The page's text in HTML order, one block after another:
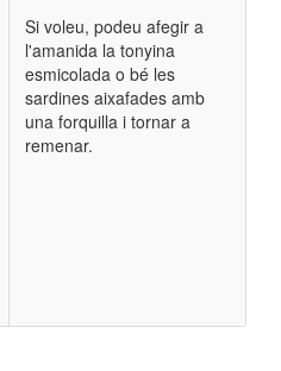
Si voleu, podeu afegir a
l'amanida la tonyina
esmicolada o bé les
sardines aixafades amb
una forquilla i tornar a
remenar.